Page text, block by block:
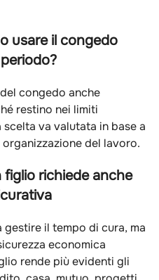
usare il congedo
congedo anche
restino nei limiti
va valutata in base a
del lavoro.
richiede anche
il tempo di cura, ma
economica
rende più evidenti gli